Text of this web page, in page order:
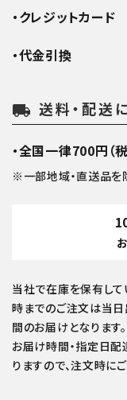
・クレジットカード
・代金引換
local_shipping 送料・配送
・全国一律700円（税
※一部地域・直送品を
当社で在庫を保有し
時までのご注文は当日
間のお届けとなります。
お届け時間・指定日
りますので、注文時に